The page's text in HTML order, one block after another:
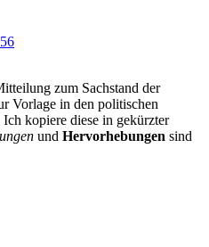
zum Sachstand der
Vorlage in den politischen
Ich kopiere diese in gekürzter
und Hervorhebungen sind